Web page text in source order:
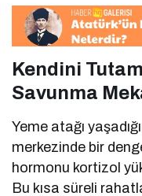
Kendini
Savunma
Yeme atağı
merkezinde bir
hormonu kortizol
Bu kısa süreli